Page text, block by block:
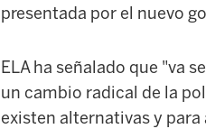
presentada por el nuevo
ELA ha señalado que "va
un cambio radical de la
existen alternativas y